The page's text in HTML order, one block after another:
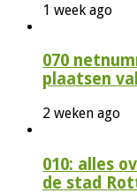
1 week ago
070
plaatsen
2 weken ago
010: alles
de stad